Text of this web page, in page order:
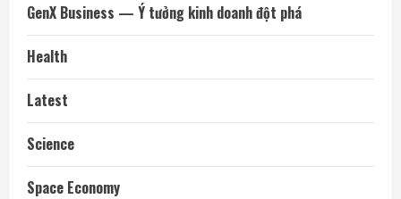
GenX Business — Ý tưởng kinh doanh đột phá
Health
Latest
Science
Space Economy